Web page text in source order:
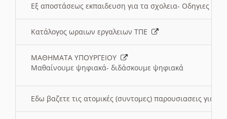
Εξ αποστάσεως εκπαιδευση για τα σχολεια- Οδηγιες
Κατάλογος ωραιων εργαλειων ΤΠΕ
ΜΑΘΗΜΑΤΑ ΥΠΟΥΡΓΕΙΟΥ
Μαθαίνουμε ψηφιακά- διδάσκουμε ψηφιακά
Εδω βαζετε τις ατομικές (συντομες) παρουσιασεις για